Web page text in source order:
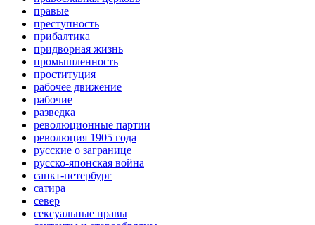
правые
преступность
прибалтика
придворная жизнь
промышленность
проституция
рабочее движение
рабочие
разведка
революционные партии
революция 1905 года
русские о загранице
русско-японская война
санкт-петербург
сатира
север
сексуальные нравы